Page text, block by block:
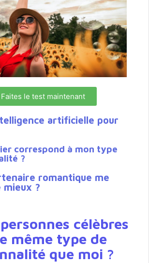
Faites le test maintenant
artificielle pour
correspond à mon type
?
romantique me
mieux ?
célèbres
même type de
que moi ?